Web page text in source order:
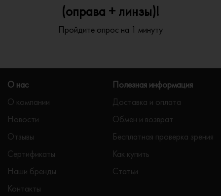
(оправа + линзы)!
Пройдите опрос на 1 минуту
О нас
О компании
Новости
Отзывы
Сертификаты
Наши бренды
Контакты
Полезная информация
Доставка и оплата
Обмен и возврат
Бесплатная проверка зрения
Как купить
Статьи